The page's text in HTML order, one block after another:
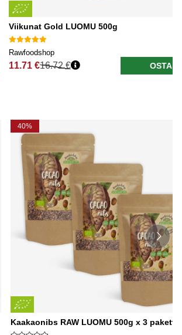
Viikunat Gold LUOMU 500g
Rawfoodshop
11.71 €
Normaali hinta
16.72 € OSTA
40%
Kaakaonibs RAW LUOMU 500g x 3 pakettia